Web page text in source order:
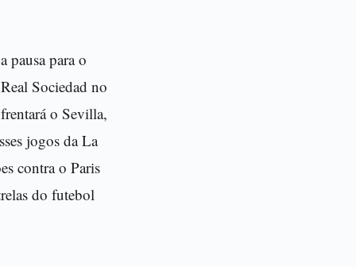
pausa para o
Sociedad no
o Sevilla,
jogos da La
contra o Paris
do futebol